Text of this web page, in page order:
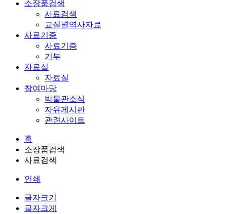
소장품검색
사료검색
교실별역사자료
사료기증
사료기증
기부
자료실
자료실
참여마당
박물관소식
자유게시판
관련사이트
홈
소장품검색
사료검색
인쇄
글자크기
글자크게